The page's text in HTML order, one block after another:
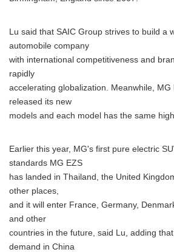
Lu said that SAIC Group strives to build a
automobile company
with international competitiveness and
rapidly
accelerating globalization. Meanwhile, MG
released its new
models and each model has the same
Earlier this year, MG's first pure electric
standards MG EZS
has landed in Thailand, the United
other places,
and it will enter France, Germany,
and other
countries in the future, said Lu, adding
demand in China